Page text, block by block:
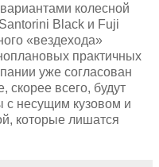
колесной
Black и Fuji
«вездехода»
практичных
уже согласован
всего, будут
с несущим кузовом и
которые лишатся